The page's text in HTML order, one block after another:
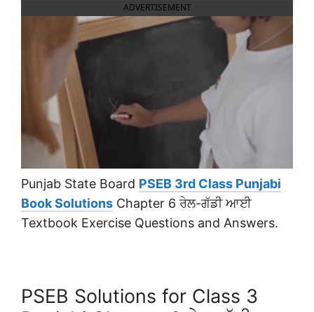
ADVERTISEMENT
Punjab State Board PSEB 3rd Class Punjabi
Book Solutions Chapter 6 ਰੇਲ-ਗੱਡੀ ਆਈ
Textbook Exercise Questions and Answers.
PSEB Solutions for Class 3